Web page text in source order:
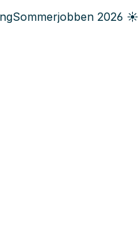
Sommerjobben 2026 ☀️